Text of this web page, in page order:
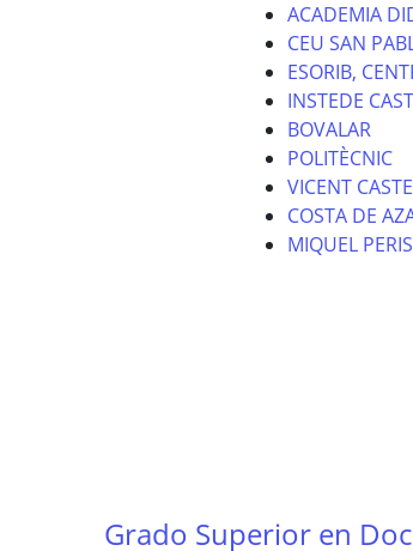
ACADEMIA
CEU SAN
ESORIB,
INSTEDE
BOVALAR
POLITÈCNIC
VICENT
COSTA DE
MIQUEL
Grado Superior en